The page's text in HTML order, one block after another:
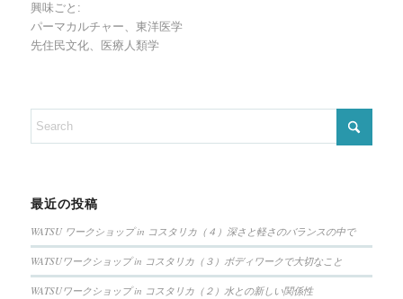
興味ごと:
パーマカルチャー、東洋医学
先住民文化、医療人類学
最近の投稿
WATSU ワークショップ in コスタリカ（４）深さと軽さのバランスの中で
WATSUワークショップ in コスタリカ（３）ボディワークで大切なこと
WATSUワークショップ in コスタリカ（２）水との新しい関係性